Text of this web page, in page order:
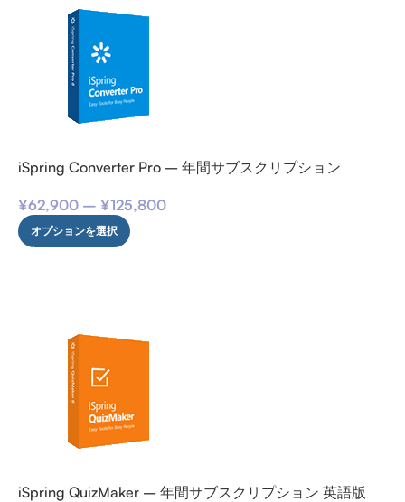
iSpring Converter Pro – 年間サブスクリプション
¥62,900 – ¥125,800
オプションを選択
iSpring QuizMaker – 年間サブスクリプション 英語版